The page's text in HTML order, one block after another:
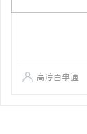
高淳百事通